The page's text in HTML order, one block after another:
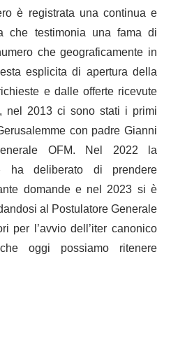
è registrata una continua e
che testimonia una fama di
che geograficamente in
esplicita di apertura della
e dalle offerte ricevute
nel 2013 ci sono stati i primi
con padre Gianni
OFM. Nel 2022 la
ha deliberato di prendere
domande e nel 2023 si è
al Postulatore Generale
per l’avvio dell’iter canonico
oggi possiamo ritenere